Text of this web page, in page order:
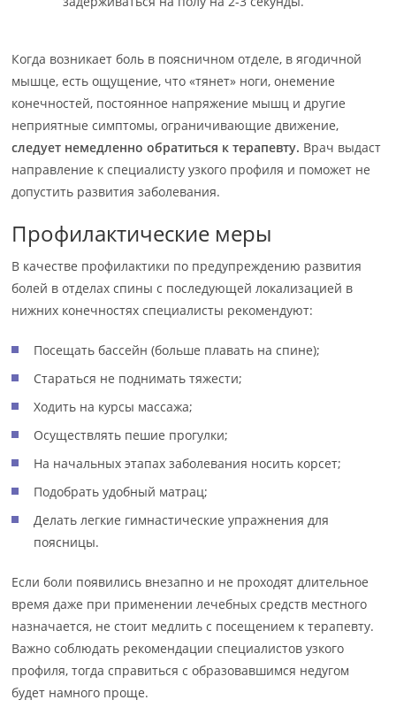
Когда возникает боль в поясничном отделе, в ягодичной
мышце, есть ощущение, что «тянет» ноги, онемение
конечностей, постоянное напряжение мышц и другие
неприятные симптомы, ограничивающие движение,
следует немедленно обратиться к терапевту. Врач выдаст
направление к специалисту узкого профиля и поможет не
допустить развития заболевания.
Профилактические меры
В качестве профилактики по предупреждению развития
болей в отделах спины с последующей локализацией в
нижних конечностях специалисты рекомендуют:
Посещать бассейн (больше плавать на спине);
Стараться не поднимать тяжести;
Ходить на курсы массажа;
Осуществлять пешие прогулки;
На начальных этапах заболевания носить корсет;
Подобрать удобный матрац;
Делать легкие гимнастические упражнения для
поясницы.
Если боли появились внезапно и не проходят длительное
время даже при применении лечебных средств местного
назначается, не стоит медлить с посещением к терапевту.
Важно соблюдать рекомендации специалистов узкого
профиля, тогда справиться с образовавшимся недугом
будет намного проще.